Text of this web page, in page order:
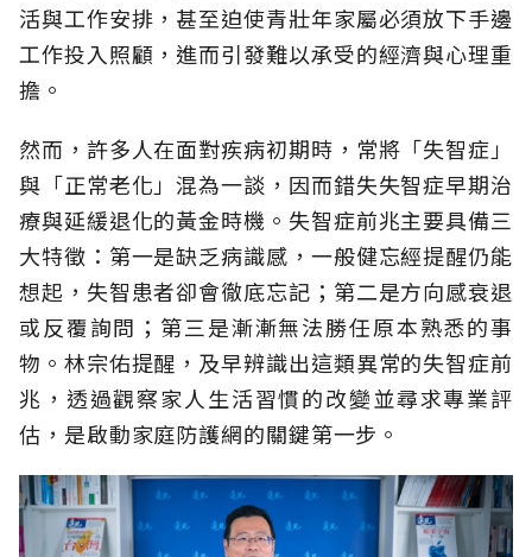
活與工作安排，甚至迫使青壯年家屬必須放下手邊
工作投入照顧，進而引發難以承受的經濟與心理重
擔。
然而，許多人在面對疾病初期時，常將「失智症」
與「正常老化」混為一談，因而錯失失智症早期治
療與延緩退化的黃金時機。失智症前兆主要具備三
大特徵：第一是缺乏病識感，一般健忘經提醒仍能
想起，失智患者卻會徹底忘記；第二是方向感衰退
或反覆詢問；第三是漸漸無法勝任原本熟悉的事
物。林宗佑提醒，及早辨識出這類異常的失智症前
兆，透過觀察家人生活習慣的改變並尋求專業評
估，是啟動家庭防護網的關鍵第一步。